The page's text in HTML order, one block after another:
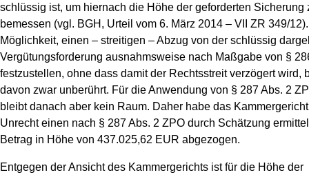
schlüssig ist, um hiernach die Höhe der geforderten Sicherung
bemessen (vgl. BGH, Urteil vom 6. März 2014 – VII ZR 349/
Möglichkeit, einen – streitigen – Abzug von der schlüssig
Vergütungsforderung ausnahmsweise nach Maßgabe von §
festzustellen, ohne dass damit der Rechtsstreit verzögert wird,
davon zwar unberührt. Für die Anwendung von § 287 Abs. 2
bleibt danach aber kein Raum. Daher habe das
Unrecht einen nach § 287 Abs. 2 ZPO durch Schätzung
Betrag in Höhe von 437.025,62 EUR abgezogen.
Entgegen der Ansicht des Kammergerichts ist für die Höhe der